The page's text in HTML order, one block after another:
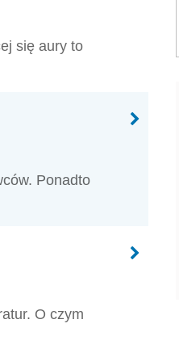
się aury to
Ponadto
O czym